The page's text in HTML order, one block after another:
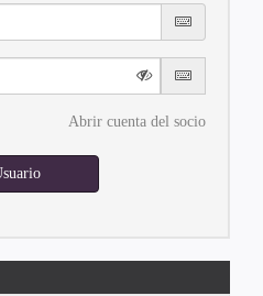
Abrir cuenta del socio